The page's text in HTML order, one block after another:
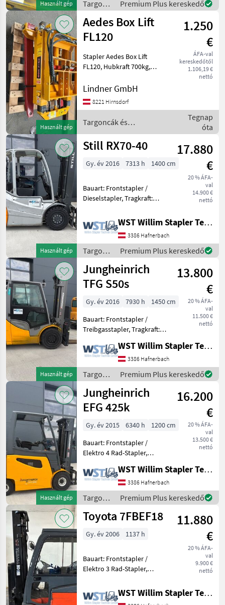
Használt gép
Üzemanyag: , Emelőerő
(kg): 3000
Targoncák
és
raktártechnika
/
Hyundai
Premium Plus kereskedő
Használt gép
Aedes Box Lift
FL120
1.250
€
ÁFA-val
kereskedőtől
1.106,19 €
nettó
Stapler Aedes Box Lift
FL120, Hubkraft 700kg,
hydraulischer
Targoncák és
Lindner GmbH
8221 Hirnsdorf
Targoncák és
raktártechnika / Aedes
Tegnap
óta
Használt gép
Still RX70-40
17.880
€
20 % ÁFA-
val
14.900 €
nettó
Gy. év 2016 7313 h 1400 cm
Bauart: Frontstapler /
Dieselstapler, Tragkraft:
Bauhöhe: 2600mm,
Freihub: 150mm,
Gabellänge: 1200mm,
Bereifung vorne:
Superelastik Einfach
WST Willim Stapler Technik GmbH
3386 Hafnerbach
Targoncák
és
raktártechnika
/ Still
Premium Plus kereskedő
Használt gép
Jungheinrich
TFG S50s
13.800
€
20 % ÁFA-
val
11.500 €
nettó
Gy. év 2016 7930 h
1450 cm
Bauart: Frontstapler /
Treibgasstapler, Tragkraft:
Bauhöhe: 2750mm,
Freihub: 150mm,
Gabellänge: 2400mm,
Bereifung vorne:
Superelastik Einfac
WST Willim Stapler Technik GmbH
3386 Hafnerbach
Targoncák
és
raktártechnika
/
Jungheinrich
Premium Plus kereskedő
Használt gép
Jungheinrich
EFG 425k
16.200
€
20 % ÁFA-
val
13.500 €
nettó
Gy. év 2015 6340 h
1200 cm
Bauart: Frontstapler /
Elektro 4 Rad-Stapler,
4700mm, Bauhöhe:
2250mm, Freihub: 1500mm,
Gabellänge: 1150mm,
Batterie: PzS Bj. 2020 80V 62
WST Willim Stapler Technik GmbH
3386 Hafnerbach
Targoncák
és
raktártechnika
Jungheinrich
Premium Plus kereskedő
Toyota 7FBEF18
11.880
€
20 % ÁFA-
val
9.900 €
nettó
Gy. év 2006 1137 h
Bauart: Frontstapler /
Elektro 3 Rad-Stapler,
1150mm, Anbaugeräte:
WST Willim Stapler Technik GmbH